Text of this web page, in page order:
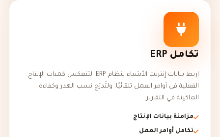
تكامل ERP
اربط بيانات إنترنت الأشياء بنظام ERP. لتنعكس كميات الإنتاج
الفعلية في أوامر العمل تلقائيًا. ولتُدرَج نسب الهدر وكفاءة
الماكينة في التقارير.
مزامنة بيانات الإنتاج
تكامل أوامر العمل